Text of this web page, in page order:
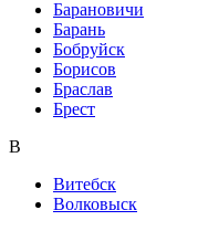
Барановичи
Барань
Бобруйск
Борисов
Браслав
Брест
В
Витебск
Волковыск